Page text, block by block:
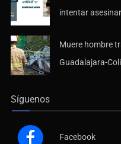
intentar
Muere hombre
Guadalajara-
Síguenos
Facebook